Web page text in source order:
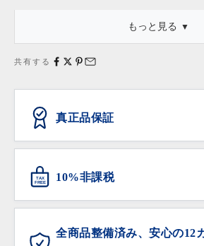
・「新品同様」等の記述は商品本体につ
状態は含みません。
もっと見る
共有する
真正品保証
ANTIQURIOUSでは、消費者の皆様
物いただけるよう、日本流通自主管
AACD）に加盟し、不正商品の流通
に努めています。
TAX
FREE 10%非課税
対象となる海外からの旅行者の方は
利用いただけます。
全商品整備済み、安心の12